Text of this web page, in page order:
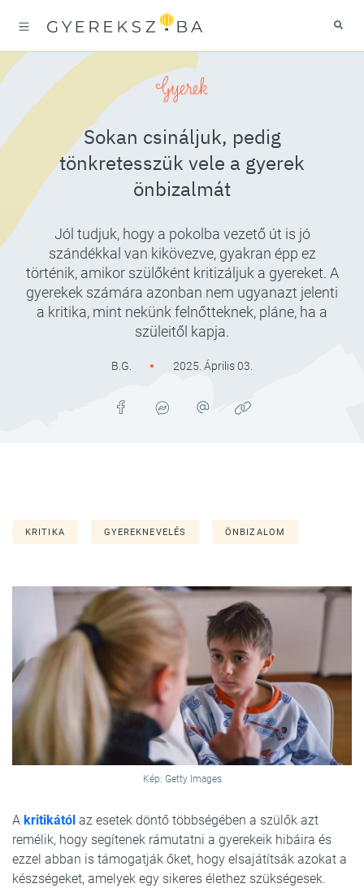
Gyerek
Sokan csináljuk, pedig
tönkretesszük vele a gyerek
önbizalmát
Jól tudjuk, hogy a pokolba vezető út is jó
szándékkal van kikövezve, gyakran épp ez
történik, amikor szülőként kritizáljuk a gyereket. A
gyerekek számára azonban nem ugyanazt jelenti
a kritika, mint nekünk felnőtteknek, pláne, ha a
szüleitől kapja.
B.G. 2025. Április 03.
KRITIKA GYEREKNEVELÉS ÖNBIZALOM
Kép: Getty Images
A kritikától az esetek döntő többségében a szülők azt
remélik, hogy segítenek rámutatni a gyerekeik hibáira és
ezzel abban is támogatják őket, hogy elsajátítsák azokat a
készségeket, amelyek egy sikeres élethez szükségesek.